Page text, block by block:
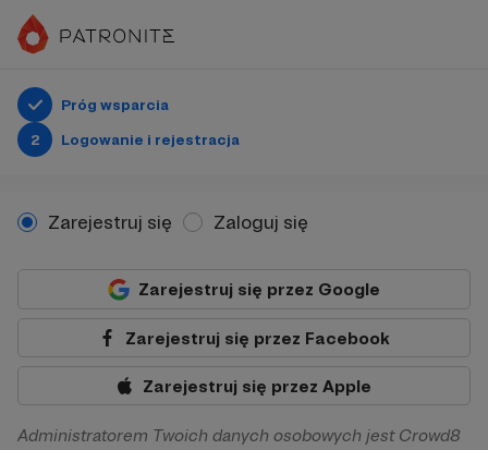
Próg wsparcia
2
Logowanie i rejestracja
Zarejestruj się Zaloguj się
Zarejestruj się przez Google
Zarejestruj się przez Facebook
Zarejestruj się przez Apple
Administratorem Twoich danych osobowych jest Crowd8